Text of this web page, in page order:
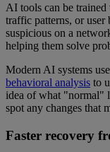
AI tools can be trained
traffic patterns, or user
suspicious on a
helping them solve
Modern AI systems
behavioral analysis to
idea of what "normal"
spot any changes that
Faster recovery